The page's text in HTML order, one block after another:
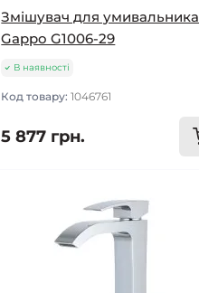
Змішувач для умивальника
Gappo G1006-29
В наявності
Код товару:1046761
5 877 грн.